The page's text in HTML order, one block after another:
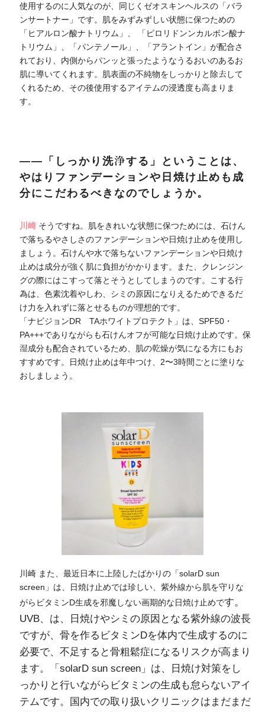
使用するのに人気なのが、同じくゼオスキンヘルスの「バラ
ンサートナー」です。肌をみずみずしい状態に保つための
「ヒアルロン酸ナトリウム」、 「ピロリドンンカルボン酸ナ
トリウム」、「パンテノール」、「アラントイン」が配合さ
れており、内側からパンッと張ったようなうるおいのあるお
肌に導いてくれます。肌表面の不純物をしっかりと除去して
くれるため、その後使用するアイテムの浸透度も高まりま
す。
――「しっかり洗浄する」ということは、
やはりファンデーションや日焼け止めも成
分にこだわるべきなのでしょうか。
川崎 そうですね。肌をきれいな状態に保つためには、石けん
で落ちるやさしさのファンデーションや日焼け止めを使用し
ましょう。石けんや水で落ちないファンデーションや日焼け
止めは成分が強く肌に負担がかかります。また、クレンジン
グの際にはこすって落とそうとしてしまうのです。こする行
為は、色素沈着やしわ、シミの原因になりえるためできるだ
け力を入れずに落とせるものが理想的です。
「ナビジョンDR TAホワイトプロテクト」は、SPF50・
PA+++でありながらも石けんオフが可能な日焼け止めです。保
湿成分も配合されているため、肌の乾燥が気になる方にもお
すすめです。日焼け止めは年中つけ、2〜3時間ごとに塗りな
おしましょう。
川崎 また、最近日本に上陸したばかりの「solarD sun
screen」は、日焼け止めでは珍しい、紫外線から肌を守りな
がらビタミンD生成を邪魔しない画期的な日焼け止めです。
UVB、は、日焼けやシミの原因となる紫外線の波長
ですが、骨を作るビタミンDを体内で生成するのに
必要で、不足すると骨粗鬆症になるリスクが高まり
ます。
「solarD sun screen」は、
日焼け対策をし
っかりと行いながらビタミンの生成も怠らないアイ
テムです。国内での取り扱いクリニックはまだまだ